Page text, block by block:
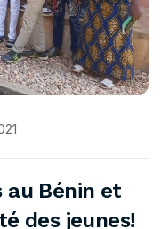
au Bénin et
des jeunes!